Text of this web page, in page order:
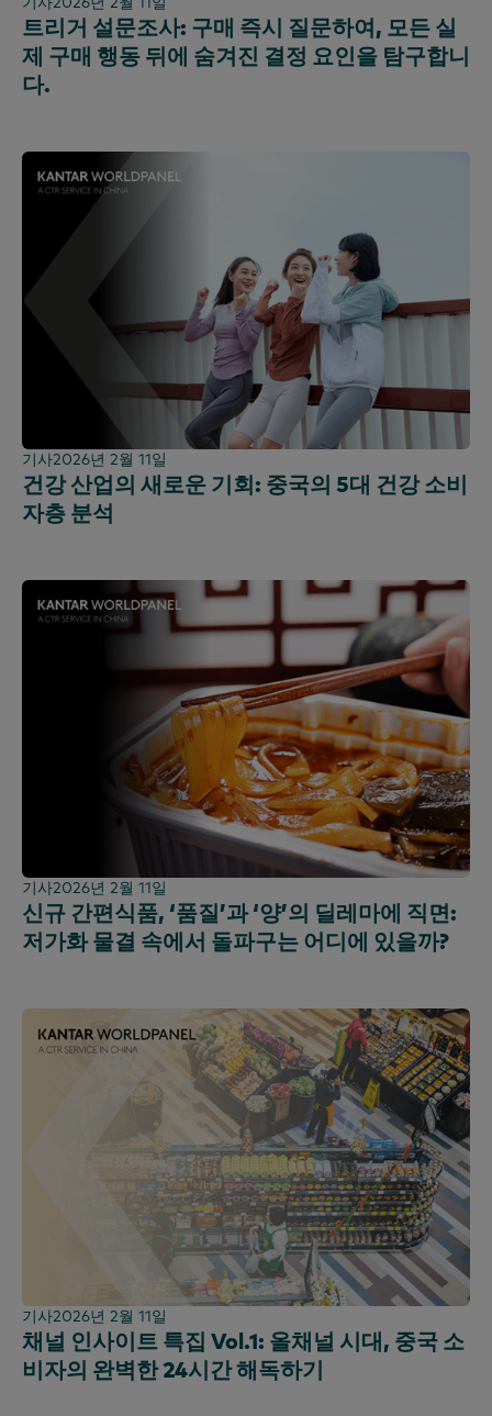
트리거 설문조사: 구매 즉시 질문하여, 모든 실
제 구매 행동 뒤에 숨겨진 결정 요인을 탐구합니
다.
기사2026년 2월 11일
건강 산업의 새로운 기회: 중국의 5대 건강 소비
자층 분석
기사2026년 2월 11일
신규 간편식품, ‘품질’과 ‘양’의 딜레마에 직면:
저가화 물결 속에서 돌파구는 어디에 있을까?
기사2026년 2월 11일
채널 인사이트 특집 Vol.1: 올채널 시대, 중국 소
비자의 완벽한 24시간 해독하기